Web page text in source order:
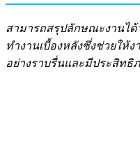
สามารถสรุปลักษณะงานไ
ทำงานเบื้องหลังซึ่งช่วยให้
อย่างราบรื่นและมีประสิทธิ